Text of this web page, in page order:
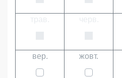
вер. жовт.